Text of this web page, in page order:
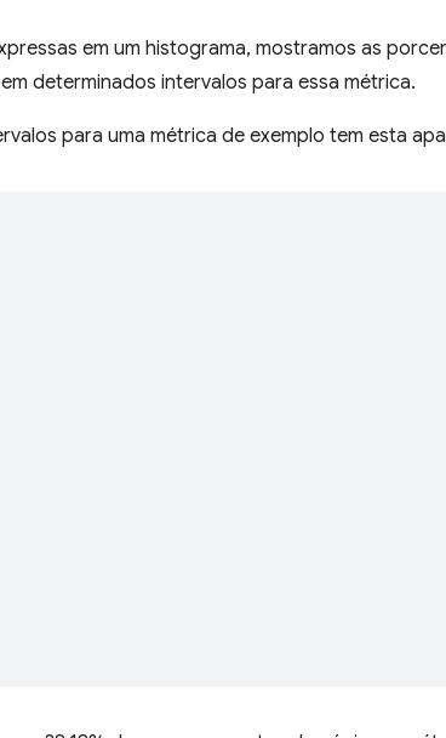
em um histograma, mostramos as
determinados intervalos para essa métrica.
para uma métrica de exemplo tem esta